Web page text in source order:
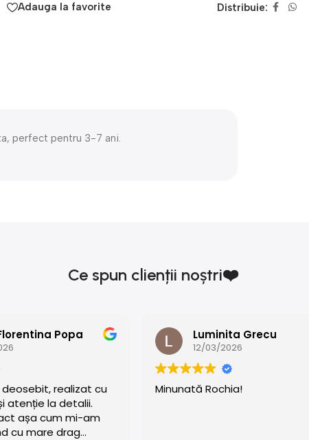
Adauga la favorite Distribuie:
perfect pentru 3-7 ani.
Ce spun clienții noștri❤️
Popa
realizat cu
atenție la detalii.
așa cum mi-am
cu mare drag
Luminita Grecu
12/03/2026
Minunată Rochia!